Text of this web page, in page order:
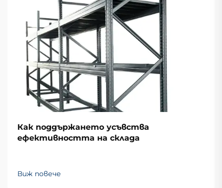
Как поддържането усъвства
ефективността на склада
Виж повече